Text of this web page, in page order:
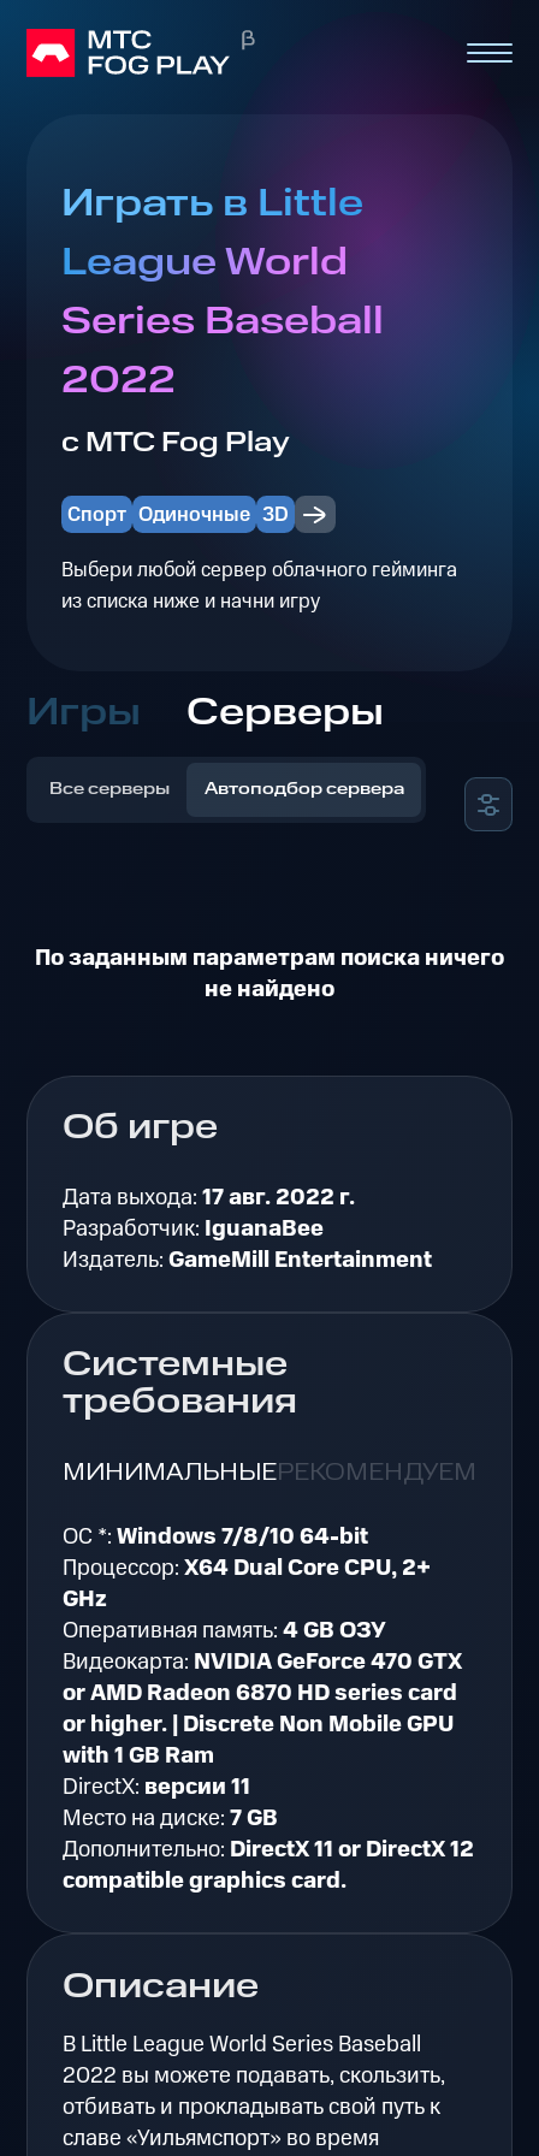
Играть в Little
League World
Series Baseball
2022
с МТС Fog Play
Спорт Одиночные 3D
Выбери любой сервер облачного гейминга
из списка ниже и начни игру
Игры Серверы
Все серверы Автоподбор сервера
По заданным параметрам поиска ничего
не найдено
Описание
В Little League World Series Baseball
2022 вы можете подавать, скользить,
отбивать и прокладывать свой путь к
славе «Уильямспорт» во время
Об игре
Дата выхода:17 авг. 2022 г.
Разработчик: IguanaBee
Издатель:GameMill Entertainment
Системные
требования
МИНИМАЛЬНЫЕРЕКОМЕНДУЕМЫЕ
ОС *:Windows 7/8/10 64-bit
Процессор:X64 Dual Core CPU, 2+
GHz
Оперативная память:4 GB ОЗУ
Видеокарта: NVIDIA GeForce 470 GTX
or AMD Radeon 6870 HD series card
or higher. | Discrete Non Mobile GPU
with 1 GB Ram
DirectX: версии 11
Место на диске:7 GB
Дополнительно: DirectX 11 or DirectX 12
compatible graphics card.